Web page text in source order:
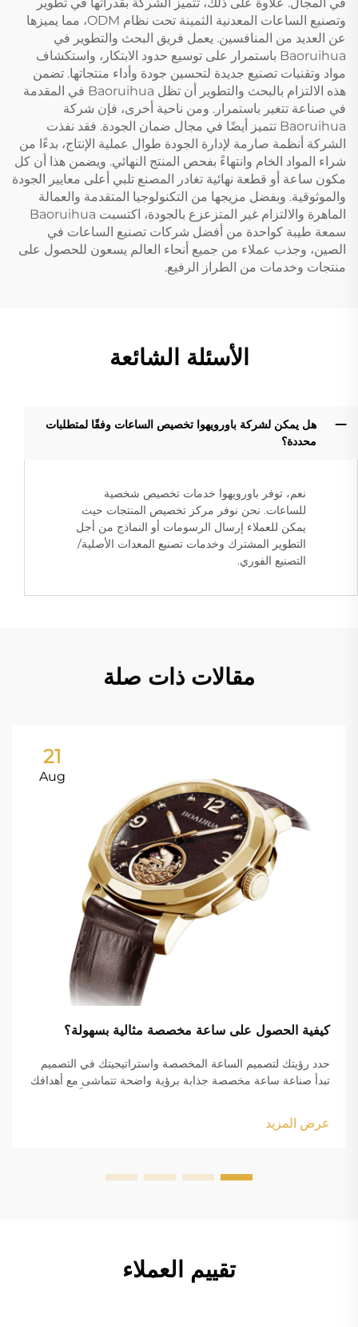
وتصنيع الساعات المعدنية الثمينة تحت نظام ODM، مما يميزها
عن العديد من المنافسين. يعمل فريق البحث والتطوير في
Baoruihua باستمرار على توسيع حدود الابتكار، واستكشاف
مواد وتقنيات تصنيع جديدة لتحسين جودة وأداء منتجاتها. تضمن
هذه الالتزام بالبحث والتطوير أن تظل Baoruihua في المقدمة
في صناعة تتغير باستمرار. ومن ناحية أخرى، فإن شركة
Baoruihua تتميز أيضًا في مجال ضمان الجودة. فقد نفذت
الشركة أنظمة صارمة لإدارة الجودة طوال عملية الإنتاج، بدءًا من
شراء المواد الخام وانتهاءً بفحص المنتج النهائي. ويضمن هذا أن كل
مكون ساعة أو قطعة نهائية تغادر المصنع تلبي أعلى معايير الجودة
والموثوقية. وبفضل مزيجها من التكنولوجيا المتقدمة والعمالة
الماهرة والالتزام غير المتزعزع بالجودة، اكتسبت Baoruihua
سمعة طيبة كواحدة من أفضل شركات تصنيع الساعات في
الصين، وجذب عملاء من جميع أنحاء العالم يسعون للحصول على
منتجات وخدمات من الطراز الرفيع.
الأسئلة الشائعة
هل يمكن لشركة باورويهوا تخصيص الساعات وفقًا لمتطلبات
محددة؟
نعم، توفر باورويهوا خدمات تخصيص شخصية
للساعات. نحن نوفر مركز تخصيص المنتجات حيث
يمكن للعملاء إرسال الرسومات أو النماذج من أجل
التطوير المشترك وخدمات تصنيع المعدات الأصلية/
التصنيع الفوري.
مقالات ذات صلة
21
Aug
كيفية الحصول على ساعة مخصصة مثالية بسهولة؟
حدد رؤيتك لتصميم الساعة المخصصة واستراتيجيتك في التصميم
تبدأ صناعة ساعة مخصصة جذابة برؤية واضحة تتماشى مع أهدافك
العلامة التجارية أو عنصرًا شخصيًا...
عرض المزيد
تقييم العملاء